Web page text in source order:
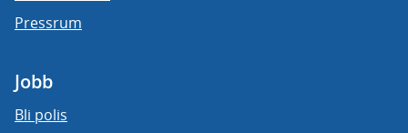
Pressrum
Jobb
Bli polis